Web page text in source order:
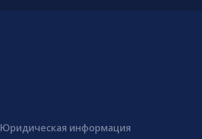
Юридическая информация